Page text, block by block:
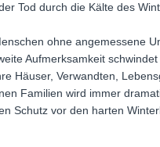
Tod durch die Kälte des
ohne angemessene
Aufmerksamkeit
Häuser, Verwandten,
Familien wird immer
Schutz vor den harten